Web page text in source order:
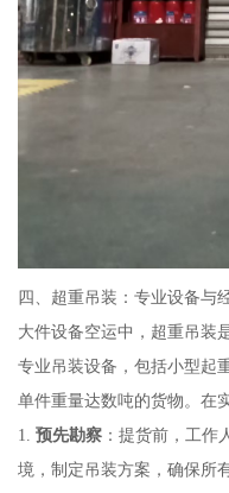
四、超重吊装：专业设备与
大件设备空运中，超重吊装
专业吊装设备，包括小型起
单件重量达数吨的货物。在
1. 预先勘察：提货前，工作
境，制定吊装方案，确保所